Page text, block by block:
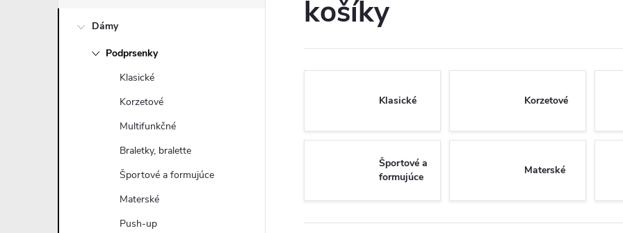
Dámy
Podprsenky
Klasické
Korzetové
Multifunkčné
Braletky, bralette
Športové a formujúce
Materské
Push-up
košíky
Klasické Korzetové
Športové a
formujúce
Materské